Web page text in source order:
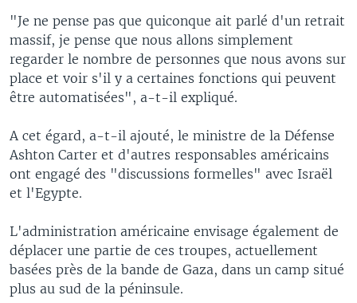
"Je ne pense pas que quiconque ait parlé d'un retrait
massif, je pense que nous allons simplement
regarder le nombre de personnes que nous avons sur
place et voir s'il y a certaines fonctions qui peuvent
être automatisées", a-t-il expliqué.
A cet égard, a-t-il ajouté, le ministre de la Défense
Ashton Carter et d'autres responsables américains
ont engagé des "discussions formelles" avec Israël
et l'Egypte.
L'administration américaine envisage également de
déplacer une partie de ces troupes, actuellement
basées près de la bande de Gaza, dans un camp situé
plus au sud de la péninsule.